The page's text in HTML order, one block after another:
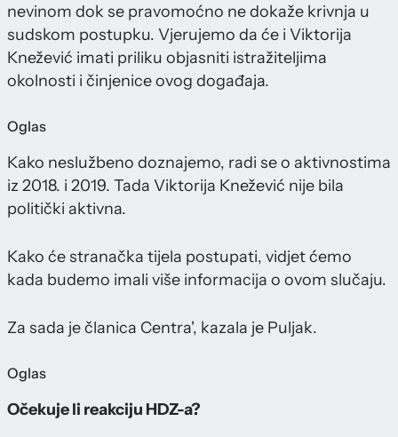
nevinom dok se pravomoćno ne dokaže krivnja u
sudskom postupku. Vjerujemo da će i Viktorija
Knežević imati priliku objasniti istražiteljima
okolnosti i činjenice ovog događaja.
Oglas
Kako neslužbeno doznajemo, radi se o aktivnostima
iz 2018. i 2019. Tada Viktorija Knežević nije bila
politički aktivna.
Kako će stranačka tijela postupati, vidjet ćemo
kada budemo imali više informacija o ovom slučaju.
Za sada je članica Centra', kazala je Puljak.
Oglas
Očekuje li reakciju HDZ-a?